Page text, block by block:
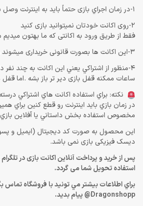
1-در زمان اجراي بازی حتماً باید به اينترنت وصل شويد
2-روی اکانت خودتان نمیتوانید بازی کنید
فقط از طریق ورود به اکانتی که ما بهتون میدیم
3-این اکانت ها بصورت قانونی خریداری میشوند و هکی نیستند
4-منظور از اشتراكي يعني اين اكانت به چند
ساعات ممکنه قفل بازی دیر تر باز بشه .اما
نكته: براي استفاده اكانت هاي اشتراكي
در زمان بازي بايد اينترنت رو قطع كنين براي
مخصوص استفاده بخش داستاني يا آفلاين
این محصول به صورت کد دیجیتال (ایمیل و
دیسک فیزیکی بازی نمی باشد.
پس از خرید و پرداخت آنلاین اکانت بازی در
استفاده تحویل شما می گردد.
براي اطلاعات بيشتر مي تونيد با فروشگاه تماس
Dragonshopp@ پيام بديد.